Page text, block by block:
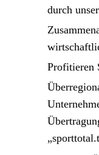
durch
Profitieren